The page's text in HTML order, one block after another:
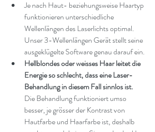
Je nach Haut- beziehungsweise Haartyp
funktionieren unterschiedliche
Wellenlängen des Laserlichts optimal.
Unser 3-Wellenlängen Gerät stellt seine
ausgeklügelte Software genau darauf ein.
Hellblondes oder weisses Haar leitet die
Energie so schlecht, dass eine Laser-
Behandlung in diesem Fall sinnlos ist.
Die Behandlung funktioniert umso
besser, je grösser der Kontrast von
Hautfarbe und Haarfarbe ist, deshalb